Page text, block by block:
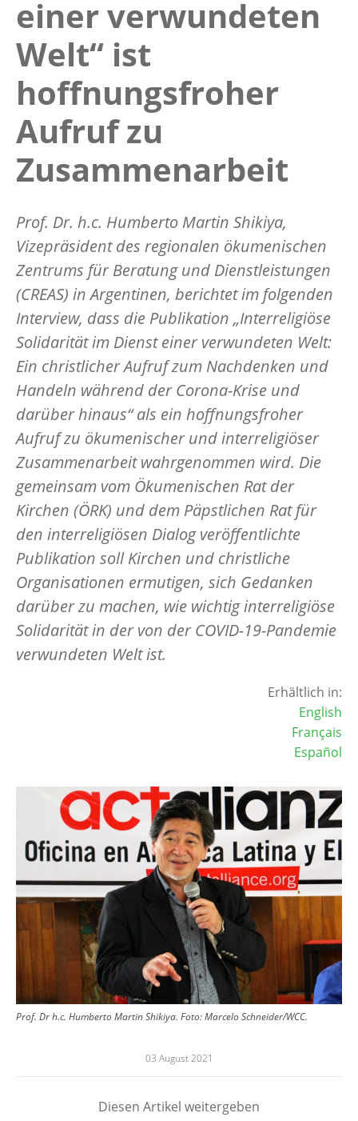
einer verwundeten
Welt“ ist
hoffnungsfroher
Aufruf zu
Zusammenarbeit
Prof. Dr. h.c. Humberto Martin Shikiya,
Vizepräsident des regionalen ökumenischen
Zentrums für Beratung und Dienstleistungen
(CREAS) in Argentinen, berichtet im folgenden
Interview, dass die Publikation „Interreligiöse
Solidarität im Dienst einer verwundeten Welt:
Ein christlicher Aufruf zum Nachdenken und
Handeln während der Corona-Krise und
darüber hinaus“ als ein hoffnungsfroher
Aufruf zu ökumenischer und interreligiöser
Zusammenarbeit wahrgenommen wird. Die
gemeinsam vom Ökumenischen Rat der
Kirchen (ÖRK) und dem Päpstlichen Rat für
den interreligiösen Dialog veröffentlichte
Publikation soll Kirchen und christliche
Organisationen ermutigen, sich Gedanken
darüber zu machen, wie wichtig interreligiöse
Solidarität in der von der COVID-19-Pandemie
verwundeten Welt ist.
Erhältlich in:
English
Français
Español
Prof. Dr h.c. Humberto Martin Shikiya. Foto:Marcelo Schneider/WCC.
03 August 2021
Diesen Artikel weitergeben